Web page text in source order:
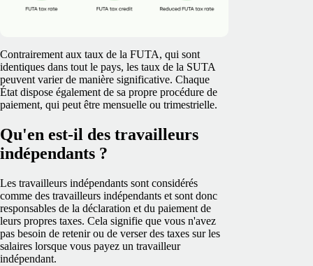
Contrairement aux taux de la FUTA, qui sont
identiques dans tout le pays, les taux de la SUTA
peuvent varier de manière significative. Chaque
État dispose également de sa propre procédure de
paiement, qui peut être mensuelle ou trimestrielle.
Qu'en est-il des travailleurs
indépendants ?
Les travailleurs indépendants sont considérés
comme des travailleurs indépendants et sont donc
responsables de la déclaration et du paiement de
leurs propres taxes. Cela signifie que vous n'avez
pas besoin de retenir ou de verser des taxes sur les
salaires lorsque vous payez un travailleur
indépendant.